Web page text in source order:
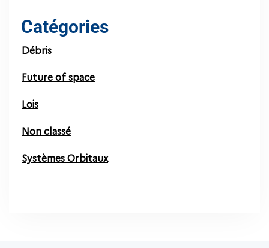
Catégories
Débris
Future of space
Lois
Non classé
Systèmes Orbitaux